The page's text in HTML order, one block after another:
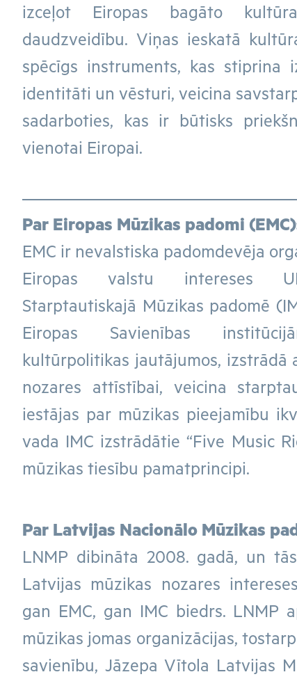
izceļot Eiropas bagāto
daudzveidību. Viņas ieskatā
spēcīgs instruments, kas stiprina
identitāti un vēsturi, veicina
sadarboties, kas ir būtisks
vienotai Eiropai.
Par Eiropas Mūzikas padomi
EMC ir nevalstiska padomdevēja
Eiropas valstu intereses
Starptautiskajā Mūzikas padomē
Eiropas Savienības
kultūrpolitikas jautājumos, izstrādā
nozares attīstībai, veicina
iestājas par mūzikas pieejamību
vada IMC izstrādātie “Five Music
mūzikas tiesību pamatprincipi.
Par Latvijas Nacionālo Mūzikas
LNMP dibināta 2008. gadā, un
Latvijas mūzikas nozares
gan EMC, gan IMC biedrs. LNMP
mūzikas jomas organizācijas,
savienību, Jāzepa Vītola Latvijas